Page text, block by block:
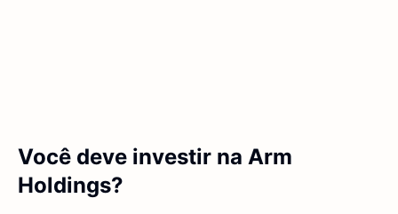
Você deve investir na Arm
Holdings?